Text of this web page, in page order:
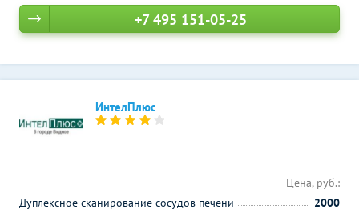
+7 495 151-05-25
ИнтелПлюс
Цена, руб.:
Дуплексное сканирование сосудов печени
2000